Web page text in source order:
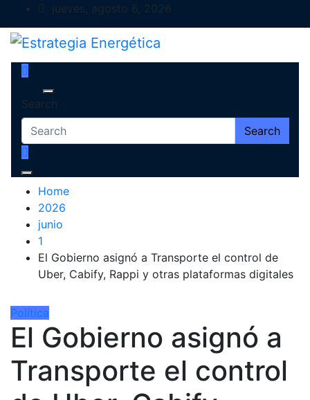
to
content
jueves, agosto 6, 2026
Estrategia Energética
Magazine de Debate
Search
Search
Home
2026
junio
1
El Gobierno asignó a Transporte el control de
Uber, Cabify, Rappi y otras plataformas digitales
Política
El Gobierno asignó a
Transporte el control